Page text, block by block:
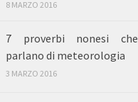
8 MARZO 2016
7 proverbi nonesi che
parlano di meteorologia
3 MARZO 2016